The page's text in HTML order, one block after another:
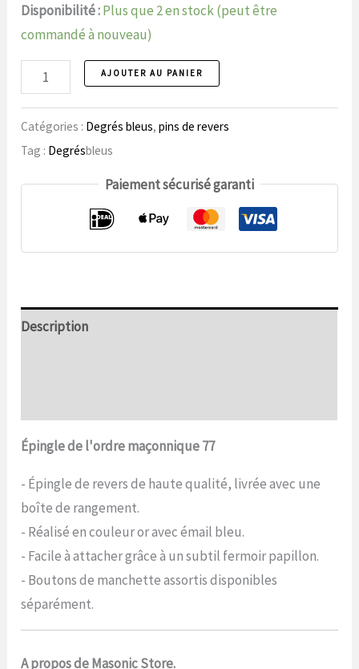
Disponibilité :Plus que 2 en stock (peut être
commandé à nouveau)
Broche
77
nombre
AJOUTER AU PANIER
Catégories : Degrés bleus,pins de revers
Tag : Degrésbleus
Paiement sécurisé garanti
Description
Épingle de l'ordre maçonnique 77
- Épingle de revers de haute qualité, livrée avec une
boîte de rangement.
- Réalisé en couleur or avec émail bleu.
- Facile à attacher grâce à un subtil fermoir papillon.
- Boutons de manchette assortis disponibles
séparément.
A propos de Masonic Store.